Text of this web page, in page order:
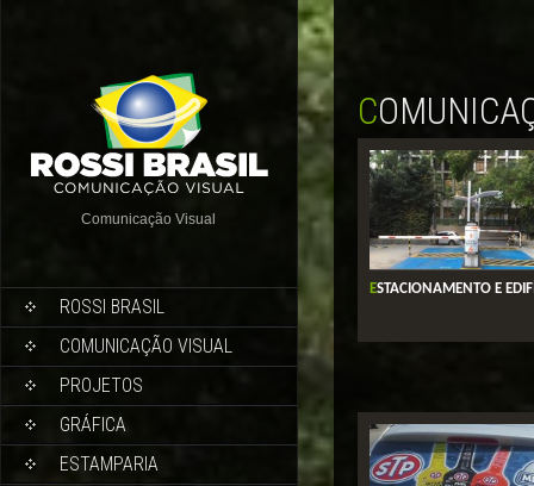
Comunicação Visual
ROSSI BRASIL
COMUNICAÇÃO VISUAL
PROJETOS
GRÁFICA
ESTAMPARIA
ESTACIONAMENTO E